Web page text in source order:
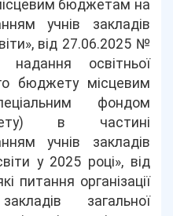
бюджетам на
учнів закладів
від 27.06.2025 №
освітньої
бюджету місцевим
фондом
в частині
учнів закладів
у 2025 році», від
питання організації
загальної